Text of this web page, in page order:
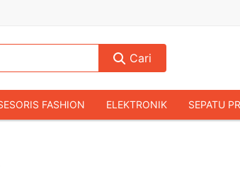
Cari
FASHION ELEKTRONIK SEPATU